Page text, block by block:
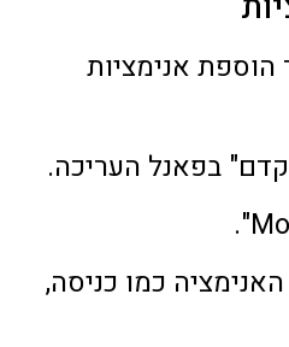
אנימציות
כמו כניסה,